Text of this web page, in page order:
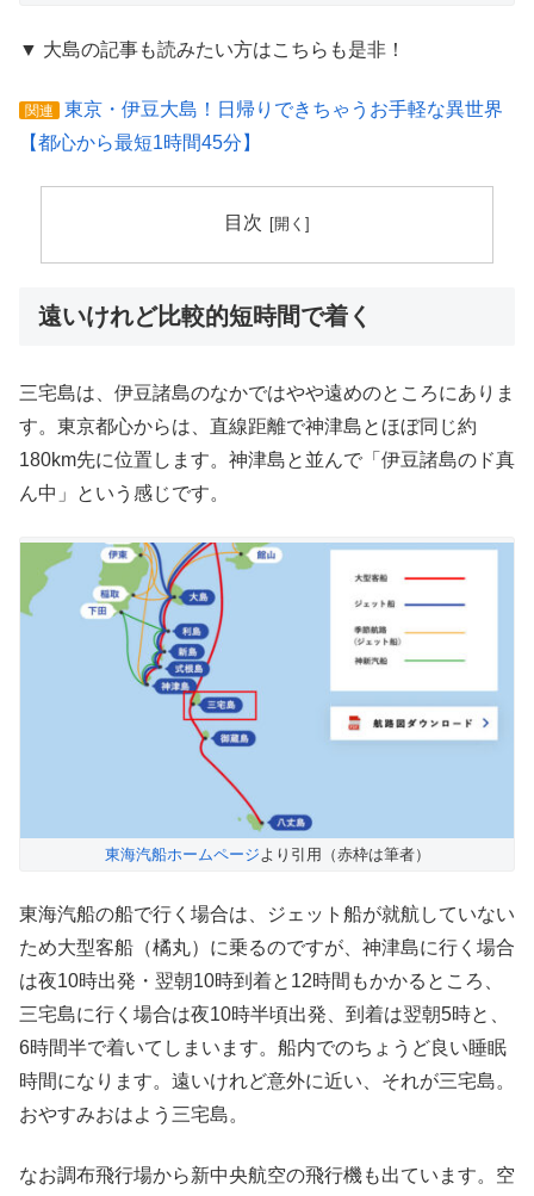
▼ 大島の記事も読みたい方はこちらも是非！
関連
東京・伊豆大島！日帰りできちゃうお手軽な異世界
【都心から最短1時間45分】
目次
遠いけれど比較的短時間で着く
三宅島は、伊豆諸島のなかではやや遠めのところにありま
す。東京都心からは、直線距離で神津島とほぼ同じ約
180km先に位置します。神津島と並んで「伊豆諸島のド真
ん中」という感じです。
東海汽船ホームページ より引用（赤枠は筆者）
東海汽船の船で行く場合は、ジェット船が就航していない
ため大型客船（橘丸）に乗るのですが、神津島に行く場合
は夜10時出発・翌朝10時到着と12時間もかかるところ、
三宅島に行く場合は夜10時半頃出発、到着は翌朝5時と、
6時間半で着いてしまいます。船内でのちょうど良い睡眠
時間になります。遠いけれど意外に近い、それが三宅島。
おやすみおはよう三宅島。
なお調布飛行場から新中央航空の飛行機も出ています。空